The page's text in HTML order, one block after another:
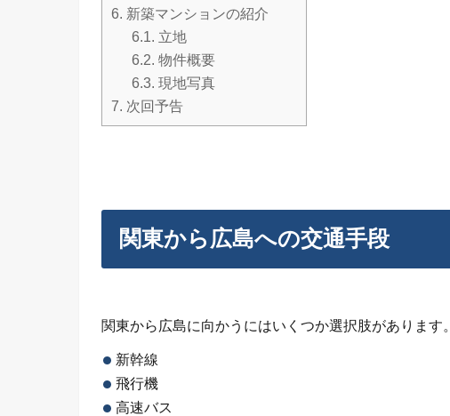
6. 新築マンションの紹介
6.1. 立地
6.2. 物件概要
6.3. 現地写真
7. 次回予告
関東から広島への交通手段
関東から広島に向かうにはいくつか選択肢があります。
新幹線
飛行機
高速バス